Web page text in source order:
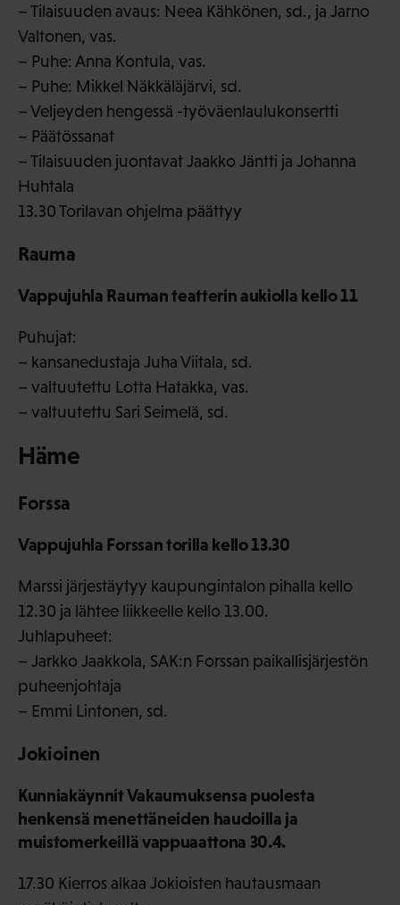
– Tilaisuuden avaus: Neea Kähkönen, sd., ja Jarno
Valtonen, vas.
– Puhe: Anna Kontula, vas.
– Puhe: Mikkel Näkkäläjärvi, sd.
– Veljeyden hengessä -työväenlaulukonsertti
– Päätössanat
– Tilaisuuden juontavat Jaakko Jäntti ja Johanna
Huhtala
13.30 Torilavan ohjelma päättyy
Rauma
Vappujuhla Rauman teatterin aukiolla kello 11
Puhujat:
– kansanedustaja Juha Viitala, sd.
– valtuutettu Lotta Hatakka, vas.
– valtuutettu Sari Seimelä, sd.
Häme
Forssa
Vappujuhla Forssan torilla kello 13.30
Marssi järjestäytyy kaupungintalon pihalla kello
12.30 ja lähtee liikkeelle kello 13.00.
Juhlapuheet:
– Jarkko Jaakkola, SAK:n Forssan paikallisjärjestön
puheenjohtaja
– Emmi Lintonen, sd.
Jokioinen
Kunniakäynnit Vakaumuksensa puolesta
henkensä menettäneiden haudoilla ja
muistomerkeillä vappuaattona 30.4.
17.30 Kierros alkaa Jokioisten hautausmaan